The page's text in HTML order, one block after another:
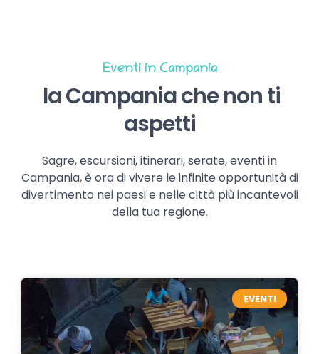
Eventi in Campania
la Campania che non ti
aspetti
Sagre, escursioni, itinerari, serate, eventi in
Campania, è ora di vivere le infinite opportunità di
divertimento nei paesi e nelle città più incantevoli
della tua regione.
EVENTI